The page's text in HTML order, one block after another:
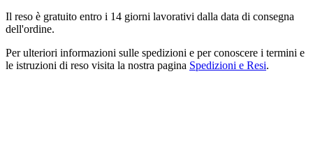
Il reso è gratuito entro i 14 giorni lavorativi dalla data di consegna
dell'ordine.
Per ulteriori informazioni sulle spedizioni e per conoscere i termini e
le istruzioni di reso visita la nostra pagina Spedizioni e Resi.